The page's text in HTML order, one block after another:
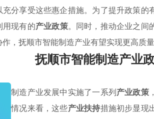
充分享受这些惠企措施。为了提升政策
用现有的产业政策。同时，推动企业之间
，抚顺市智能制造产业有望实现更高质量
抚顺市智能制造产业
能制造产业发展中实施了一系列产业政策
的情况来看，这些产业扶持措施初步显现